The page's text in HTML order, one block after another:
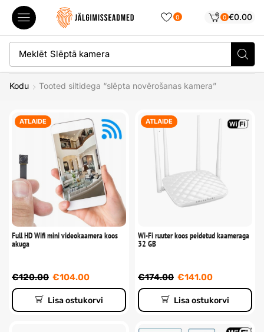
0 0 €0.00
Meklēt Slēptā kamera
Kodu Tooted siltidega “slēpta novērošanas kamera”
ATLAIDE
Full HD Wifi mini videokaamera koos
akuga
€120.00 €104.00
Lisa ostukorvi
ATLAIDE
Wi-Fi ruuter koos peidetud kaameraga
32 GB
€174.00 €141.00
Lisa ostukorvi